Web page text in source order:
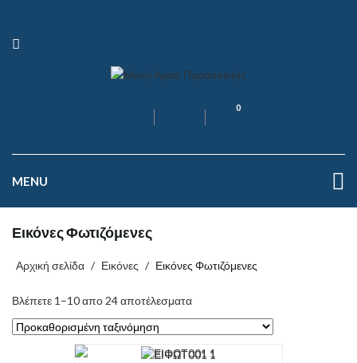
0
MENU
Εικόνες Φωτιζόμενες
Αρχική σελίδα / Εικόνες / Εικόνες Φωτιζόμενες
Βλέπετε 1–10 απο 24 αποτέλεσματα